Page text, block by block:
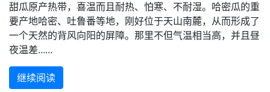
甜瓜原产热带，喜温而且耐热、怕寒、不耐湿。哈密瓜的重
要产地哈密、吐鲁番等地，刚好位于天山南麓，从而形成了
一个天然的背风向阳的屏障。那里不但气温相当高，并且昼
夜温差......
继续阅读